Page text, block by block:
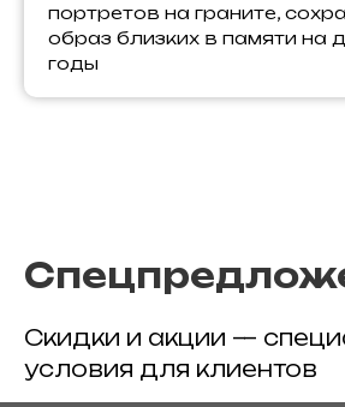
портретов на граните,
образ близких в памяти на
годы
Скидки и акции —
условия для клиентов